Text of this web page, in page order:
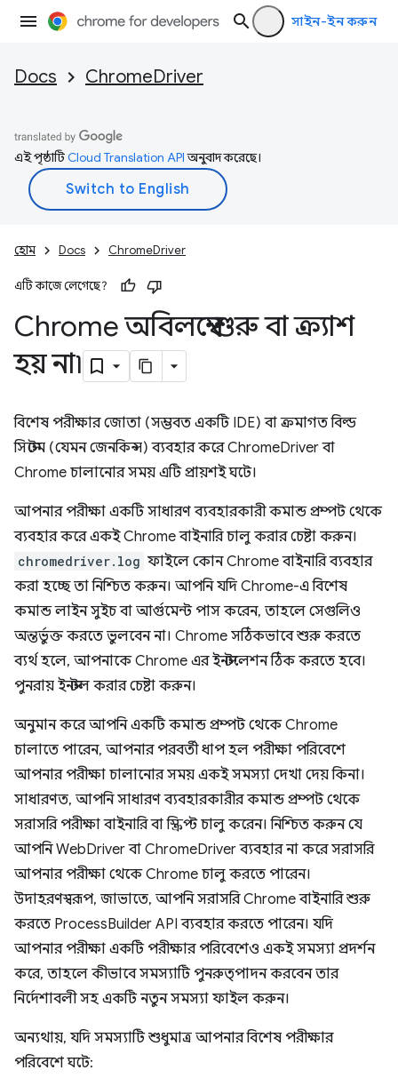
সাইন-ইন করুন
Docs ChromeDriver
এই পৃষ্ঠাটিCloud Translation APIঅনুবাদ করেছে।
হোম Docs ChromeDriver
এটি কাজে লেগেছে?
Chrome অবিলম্বে শুরু বা ক্র্যাশ
হয় না৷
বিশেষ পরীক্ষার জোতা (সম্ভবত একটি IDE) বা ক্রমাগত বিল্ড
সিস্টেম (যেমন জেনকিন্স) ব্যবহার করে ChromeDriver বা
Chrome চালানোর সময় এটি প্রায়শই ঘটে।
আপনার পরীক্ষা একটি সাধারণ ব্যবহারকারী কমান্ড প্রম্পট থেকে
ব্যবহার করে একই Chrome বাইনারি চালু করার চেষ্টা করুন।
chromedriver.log ফাইলে কোন Chrome বাইনারি ব্যবহার
করা হচ্ছে তা নিশ্চিত করুন। আপনি যদি Chrome-এ বিশেষ
কমান্ড লাইন সুইচ বা আর্গুমেন্ট পাস করেন, তাহলে সেগুলিও
অন্তর্ভুক্ত করতে ভুলবেন না। Chrome সঠিকভাবে শুরু করতে
ব্যর্থ হলে, আপনাকে Chrome এর ইনস্টলেশন ঠিক করতে হবে।
পুনরায় ইনস্টল করার চেষ্টা করুন।
অনুমান করে আপনি একটি কমান্ড প্রম্পট থেকে Chrome
চালাতে পারেন, আপনার পরবর্তী ধাপ হল পরীক্ষা পরিবেশে
আপনার পরীক্ষা চালানোর সময় একই সমস্যা দেখা দেয় কিনা।
সাধারণত, আপনি সাধারণ ব্যবহারকারীর কমান্ড প্রম্পট থেকে
সরাসরি পরীক্ষা বাইনারি বা স্ক্রিপ্ট চালু করেন। নিশ্চিত করুন যে
আপনি WebDriver বা ChromeDriver ব্যবহার না করে সরাসরি
আপনার পরীক্ষা থেকে Chrome চালু করতে পারেন।
উদাহরণস্বরূপ, জাভাতে, আপনি সরাসরি Chrome বাইনারি শুরু
করতে ProcessBuilder API ব্যবহার করতে পারেন। যদি
আপনার পরীক্ষা একটি পরীক্ষার পরিবেশেও একই সমস্যা প্রদর্শন
করে, তাহলে কীভাবে সমস্যাটি পুনরুত্পাদন করবেন তার
নির্দেশাবলী সহ একটি নতুন সমস্যা ফাইল করুন।
অন্যথায়, যদি সমস্যাটি শুধুমাত্র আপনার বিশেষ পরীক্ষার
পরিবেশে ঘটে: